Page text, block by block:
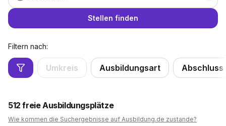
Stellen finden
Filtern nach:
Umkreis Ausbildungsart Abschluss
512 freie Ausbildungsplätze
Wie kommen die Suchergebnisse auf Ausbildung.de zustande?